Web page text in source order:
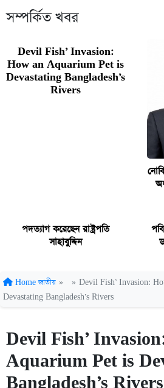
সম্পর্কিত খবর
Devil Fish’ Invasion:
How an Aquarium Pet is
Devastating Bangladesh’s
Rivers
পদত্যাগ করেছেন রাষ্ট্রপতি
সাহাবুদ্দিন
Home জাতীয় » » Devil Fish’ Invasion:
Devastating Bangladesh’s Rivers
Devil Fish’
Aquarium Pet is
Bangladesh’s Rivers